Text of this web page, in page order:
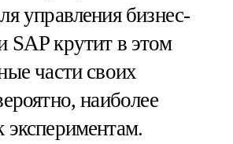
управления бизнес-
SAP крутит в этом
части своих
наиболее
экспериментам.